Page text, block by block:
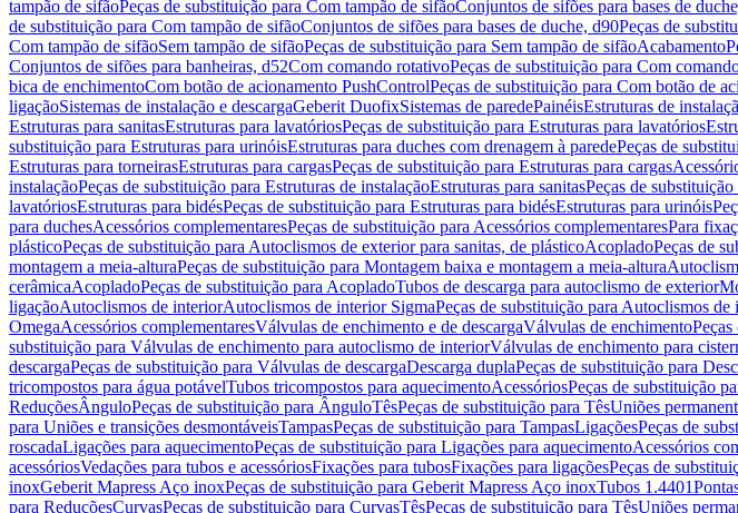
tampão de sifãoPeças de substituição para Com tampão de sifãoConjuntos de sifões para bases de
de substituição para Com tampão de sifãoConjuntos de sifões para bases de duche, d90Peças de
Com tampão de sifãoSem tampão de sifãoPeças de substituição para Sem tampão de sifãoAcabamento
Conjuntos de sifões para banheiras, d52Com comando rotativoPeças de substituição para Com
bica de enchimentoCom botão de acionamento PushControlPeças de substituição para Com botão de
ligaçãoSistemas de instalação e descargaGeberit DuofixSistemas de paredePainéisEstruturas de
Estruturas para sanitasEstruturas para lavatóriosPeças de substituição para Estruturas para lavatórios
substituição para Estruturas para urinóisEstruturas para duches com drenagem à paredePeças de
Estruturas para torneirasEstruturas para cargasPeças de substituição para Estruturas para cargas
instalaçãoPeças de substituição para Estruturas de instalaçãoEstruturas para sanitasPeças de
lavatóriosEstruturas para bidésPeças de substituição para Estruturas para bidésEstruturas para urinóis
para duchesAcessórios complementaresPeças de substituição para Acessórios complementaresPara
plásticoPeças de substituição para Autoclismos de exterior para sanitas, de plásticoAcopladoPeças de
montagem a meia-alturaPeças de substituição para Montagem baixa e montagem a meia-altura
cerâmicaAcopladoPeças de substituição para AcopladoTubos de descarga para autoclismo de exterior
ligaçãoAutoclismos de interiorAutoclismos de interior SigmaPeças de substituição para Autoclismos de
OmegaAcessórios complementaresVálvulas de enchimento e de descargaVálvulas de enchimento
substituição para Válvulas de enchimento para autoclismo de interiorVálvulas de enchimento para
descargaPeças de substituição para Válvulas de descargaDescarga duplaPeças de substituição para
tricompostos para água potávelTubos tricompostos para aquecimentoAcessóriosPeças de substituição
ReduçõesÂnguloPeças de substituição para ÂnguloTêsPeças de substituição para TêsUniões
para Uniões e transições desmontáveisTampasPeças de substituição para TampasLigaçõesPeças de
roscadaLigações para aquecimentoPeças de substituição para Ligações para aquecimentoAcessórios
acessóriosVedações para tubos e acessóriosFixações para tubosFixações para ligaçõesPeças de
inoxGeberit Mapress Aço inoxPeças de substituição para Geberit Mapress Aço inoxTubos 1.4401
para ReduçõesCurvasPeças de substituição para CurvasTêsPeças de substituição para TêsUniões